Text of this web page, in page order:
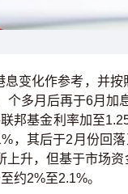
变化作参考，并按
多月后再于6月
邦基金利率加至
，其后于2月份回
升，但基于市场
约2%至2.1%。